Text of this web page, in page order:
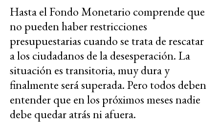
Hasta el Fondo Monetario comprende que
no pueden haber restricciones
presupuestarias cuando se trata de rescatar
a los ciudadanos de la desesperación. La
situación es transitoria, muy dura y
finalmente será superada. Pero todos deben
entender que en los próximos meses nadie
debe quedar atrás ni afuera.